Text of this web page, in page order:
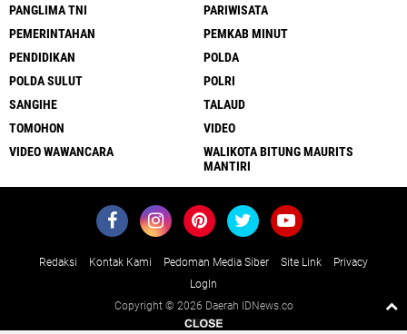
PANGLIMA TNI
PARIWISATA
PEMERINTAHAN
PEMKAB MINUT
PENDIDIKAN
POLDA
POLDA SULUT
POLRI
SANGIHE
TALAUD
TOMOHON
VIDEO
VIDEO WAWANCARA
WALIKOTA BITUNG MAURITS
MANTIRI
Redaksi Kontak Kami Pedoman Media Siber Site Link
Privacy
LogIn
Copyright © 2026 Daerah IDNews.co